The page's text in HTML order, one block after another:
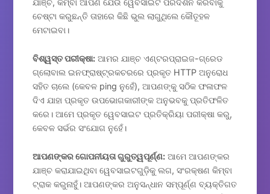
ଯାଞ୍ଚ, କିମ୍ବା ଆପଣ ଯେଉଁ ୱେବସାଇଟ ପରିଦର୍ଶନ କରିବାକୁ
ଚେଷ୍ଟା କରୁଛନ୍ତି ତାହାରେ କିଛି ଭୁଲ ଲାଗୁଥିଲେ କୌତୂହଳ
ମେଟାଇବା।
ବିଶ୍ୱସ୍ତ ପରୀକ୍ଷା: ଆମର ଯାଞ୍ଚ ଏଣ୍ଟରପ୍ରାଇଜ-ଗ୍ରେଡ
ଗ୍ଲୋବାଲ ଇନଫ୍ରାଷ୍ଟ୍ରକଚରରେ ପ୍ରକୃତ HTTP ଅନୁରୋଧ
ସହିତ ଚାଲେ (କେବଳ ping ନୁହେଁ), ଆପଣଙ୍କୁ ସଠିକ ଫଳାଫଳ
ଦିଏ ଯାହା ପ୍ରକୃତ ଉପଭୋଗକାରୀଙ୍କ ଅନୁଭବକୁ ପ୍ରତିଫଳିତ
କରେ। ଆମେ ପ୍ରକୃତ ୱେବସାଇଟ ପ୍ରତିକ୍ରିୟା ପରୀକ୍ଷା କରୁ,
କେବଳ ସର୍ଭର ସଂଯୋଗ ନୁହେଁ।
ଆପଣଙ୍କର ଗୋପନୀୟତା ଗୁରୁତ୍ୱପୂର୍ଣ୍ଣ: ଆମେ ଆପଣଙ୍କର
ଯାଞ୍ଚ କରାଯାଇଥିବା ୱେବସାଇଟଗୁଡ଼ିକୁ ଲଗ, ସଂରକ୍ଷଣ କିମ୍ବା
ଟ୍ରାକ କରୁନାହୁଁ। ଆପଣଙ୍କର ଅନୁସନ୍ଧାନ ସମ୍ପୂର୍ଣ୍ଣ ବ୍ୟକ୍ତିଗତ